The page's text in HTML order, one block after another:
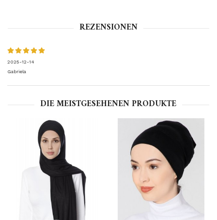
REZENSIONEN
2025-12-14
Gabriela
DIE MEISTGESEHENEN PRODUKTE